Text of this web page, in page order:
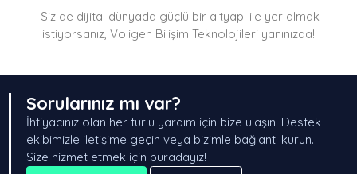
Siz de dijital dünyada güçlü bir altyapı ile yer almak
istiyorsanız, Voligen Bilişim Teknolojileri yanınızda!
Sorularınız mı var?
İhtiyacınız olan her türlü yardım için bize ulaşın. Destek
ekibimizle iletişime geçin veya bizimle bağlantı kurun.
Size hizmet etmek için buradayız!